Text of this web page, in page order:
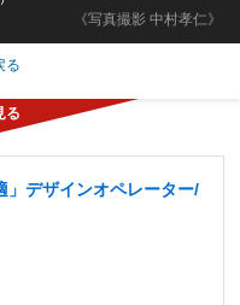
《写真撮影 中村孝仁》
る
」デザインオペレーター/